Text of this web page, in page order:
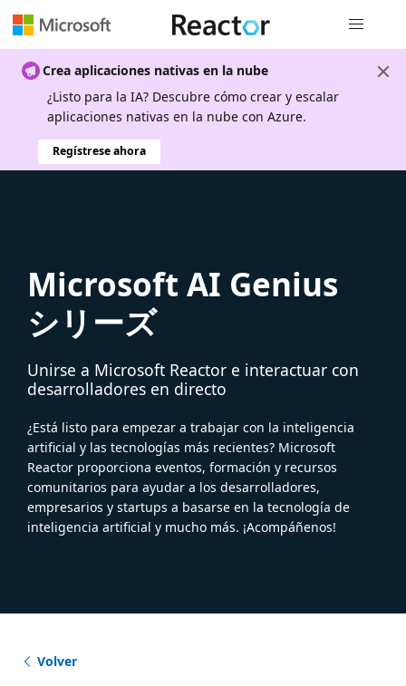
Crea aplicaciones nativas en la nube
¿Listo para la IA? Descubre cómo crear y escalar
aplicaciones nativas en la nube con Azure.
Regístrese ahora
Microsoft AI Genius
シリーズ
Unirse a Microsoft Reactor e interactuar con
desarrolladores en directo
¿Está listo para empezar a trabajar con la inteligencia
artificial y las tecnologías más recientes? Microsoft
Reactor proporciona eventos, formación y recursos
comunitarios para ayudar a los desarrolladores,
empresarios y startups a basarse en la tecnología de
inteligencia artificial y mucho más. ¡Acompáñenos!
Volver